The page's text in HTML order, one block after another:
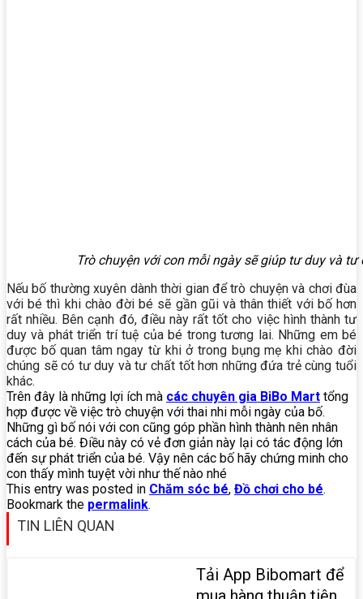
Trò chuyện với con mỗi ngày sẽ giúp tư duy và tư
Nếu bố thường xuyên dành thời gian để trò chuyện và chơi đùa
với bé thì khi chào đời bé sẽ gần gũi và thân thiết với bố hơn
rất nhiều. Bên cạnh đó, điều này rất tốt cho việc hình thành tư
duy và phát triển trí tuệ của bé trong tương lai. Những em bé
được bố quan tâm ngay từ khi ở trong bụng mẹ khi chào đời
chúng sẽ có tư duy và tư chất tốt hơn những đứa trẻ cùng tuổi
khác.
Trên đây là những lợi ích mà các chuyên gia BiBo Mart tổng
hợp được về việc trò chuyện với thai nhi mỗi ngày của bố.
Những gì bố nói với con cũng góp phần hình thành nên nhân
cách của bé. Điều này có vẻ đơn giản này lại có tác động lớn
đến sự phát triển của bé. Vậy nên các bố hãy chứng minh cho
con thấy mình tuyệt vời như thế nào nhé
This entry was posted in Chăm sóc bé, Đồ chơi cho bé.
Bookmark the permalink.
TIN LIÊN QUAN
Tải App Bibomart để